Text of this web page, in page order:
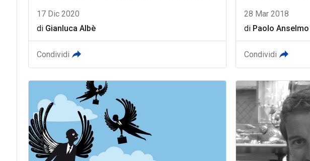
17 Dic 2020
di Gianluca Albè
Condividi
28 Mar 2018
di Paolo Anselmo
Condividi